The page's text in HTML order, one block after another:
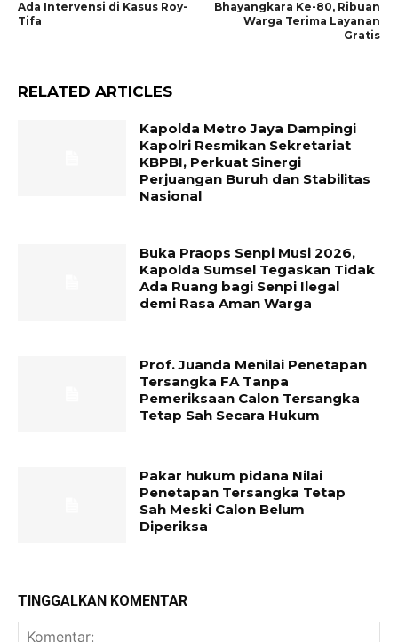
Ada Intervensi di Kasus Roy-
Tifa
Bhayangkara Ke-80, Ribuan
Warga Terima Layanan
Gratis
RELATED ARTICLES
Kapolda Metro Jaya Dampingi
Kapolri Resmikan Sekretariat
KBPBI, Perkuat Sinergi
Perjuangan Buruh dan Stabilitas
Nasional
Buka Praops Senpi Musi 2026,
Kapolda Sumsel Tegaskan Tidak
Ada Ruang bagi Senpi Ilegal
demi Rasa Aman Warga
Prof. Juanda Menilai Penetapan
Tersangka FA Tanpa
Pemeriksaan Calon Tersangka
Tetap Sah Secara Hukum
Pakar hukum pidana Nilai
Penetapan Tersangka Tetap
Sah Meski Calon Belum
Diperiksa
TINGGALKAN KOMENTAR